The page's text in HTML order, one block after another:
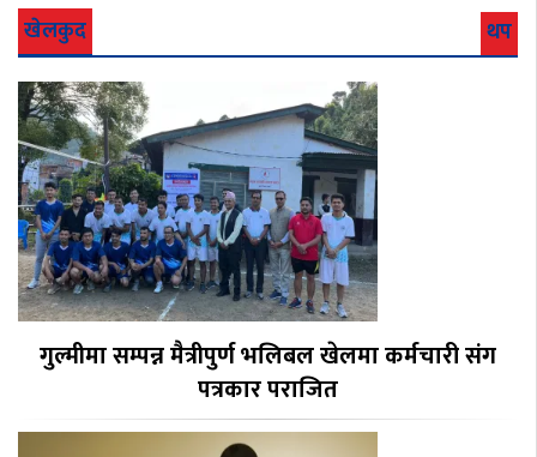
खेलकुद थप
गुल्मीमा सम्पन्न मैत्रीपुर्ण भलिबल खेलमा कर्मचारी संग
पत्रकार पराजित